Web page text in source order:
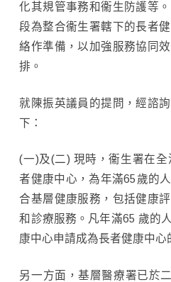
化其規管事務和衞生防護等
段為整合衞生署轄下的長者
絡作準備，以加強服務協同
排。
就陳振英議員的提問，經諮
下：
(一)及(二) 現時，衞生署在
者健康中心，為年滿65歲的
合基層健康服務，包括健康
和診療服務。凡年滿65 歲的
康中心申請成為長者健康中心
另一方面，基層醫療署已於